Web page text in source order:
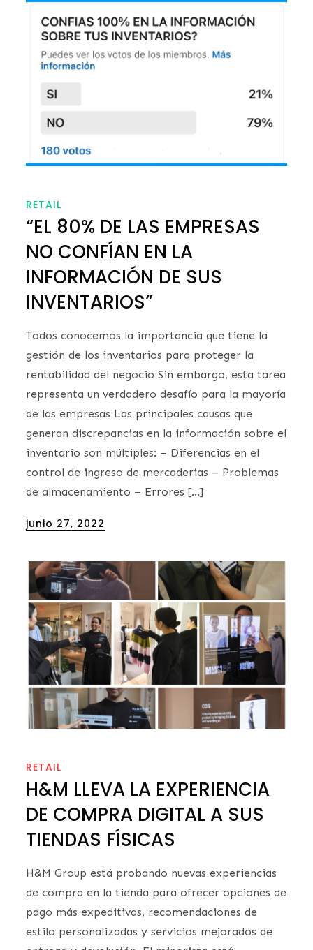
RETAIL
“EL 80% DE LAS EMPRESAS
NO CONFÍAN EN LA
INFORMACIÓN DE SUS
INVENTARIOS”
Todos conocemos la importancia que tiene la
gestión de los inventarios para proteger la
rentabilidad del negocio Sin embargo, esta tarea
representa un verdadero desafío para la mayoría
de las empresas Las principales causas que
generan discrepancias en la información sobre el
inventario son múltiples: – Diferencias en el
control de ingreso de mercaderias – Problemas
de almacenamiento – Errores […]
Posted
junio 27, 2022
RETAIL
H&M LLEVA LA EXPERIENCIA
DE COMPRA DIGITAL A SUS
TIENDAS FÍSICAS
H&M Group está probando nuevas experiencias
de compra en la tienda para ofrecer opciones de
pago más expeditivas, recomendaciones de
estilo personalizadas y servicios mejorados de